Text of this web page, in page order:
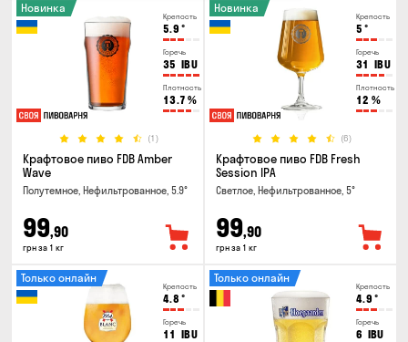
Крепость
5.9 °
Горечь
35 IBU
Плотность
13.7 %
(1)
Новинка
Крафтовое пиво FDB Amber
Wave
Полутемное, Нефильтрованное, 5.9°
99,90
грн за 1 кг
Крепость
5 °
Горечь
31 IBU
Плотность
12 %
(6)
Новинка
Крафтовое пиво FDB Fresh
Session IPA
Светлое, Нефильтрованное, 5°
99,90
грн за 1 кг
Крепость
4.8 °
Горечь
11 IBU
Только онлайн
Крепость
4.9 °
Горечь
6 IBU
Только онлайн